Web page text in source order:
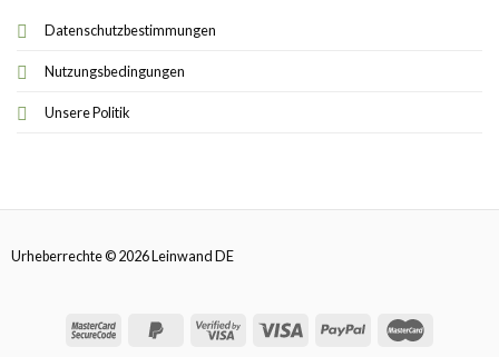
Datenschutzbestimmungen
Nutzungsbedingungen
Unsere Politik
Urheberrechte © 2026 Leinwand DE